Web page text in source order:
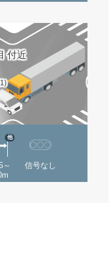
付近
～
他
信号なし